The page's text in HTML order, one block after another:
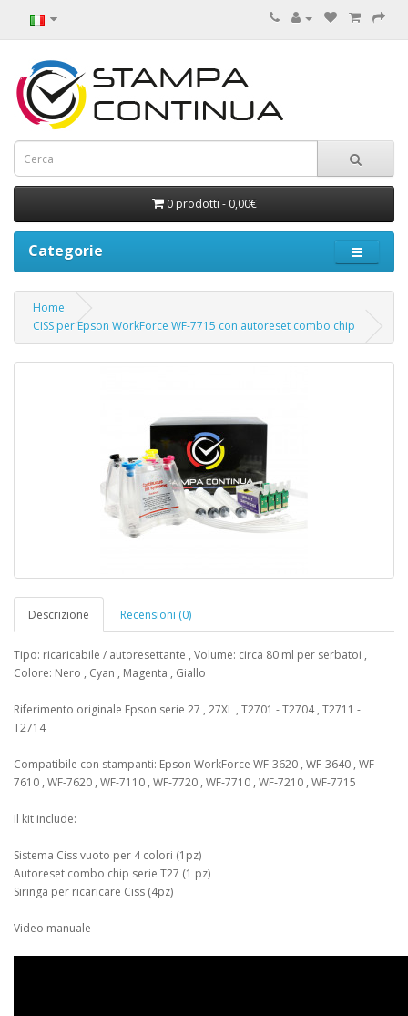
0 prodotti - 0,00€
Categorie
Home
CISS per Epson WorkForce WF-7715 con autoreset combo chip
Descrizione Recensioni (0)
Tipo: ricaricabile / autoresettante , Volume: circa 80 ml per serbatoi ,
Colore: Nero , Cyan , Magenta , Giallo
Riferimento originale Epson serie 27 , 27XL , T2701 - T2704 , T2711 -
T2714
Compatibile con stampanti: Epson WorkForce WF-3620 , WF-3640 , WF-
7610 , WF-7620 , WF-7110 , WF‑7720 , WF‑7710 , WF‑7210 , WF-7715
Il kit include:
Sistema Ciss vuoto per 4 colori (1pz)
Autoreset combo chip serie T27 (1 pz)
Siringa per ricaricare Ciss (4pz)
Video manuale